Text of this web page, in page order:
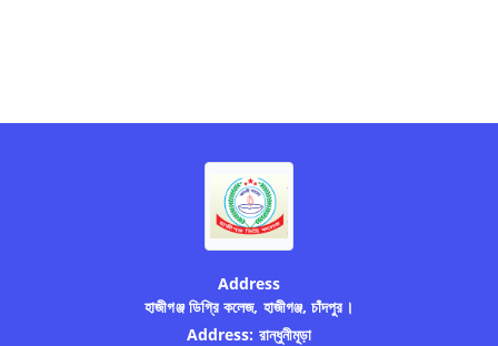
Address
হাজীগঞ্জ ডিগ্রি কলেজ, হাজীগঞ্জ, চাঁদপুর।
Address: রান্ধুনীমূড়া